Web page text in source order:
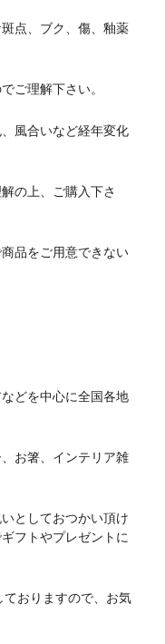
点、ブク、傷、釉薬
ご理解下さい。
風合いなど経年変化
の上、ご購入下さ
品をご用意できない
どを中心に全国各地
お箸、インテリア雑
としておつかい頂け
フトやプレゼントに
おりますので、お気